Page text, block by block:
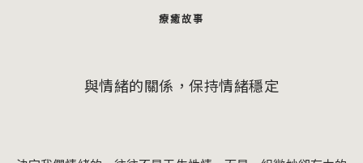
療癒故事
與情緒的關係，保持情緒穩定